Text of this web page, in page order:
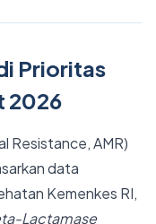
Prioritas
2026
Resistance, AMR)
data
Kemenkes RI,
Lactamase